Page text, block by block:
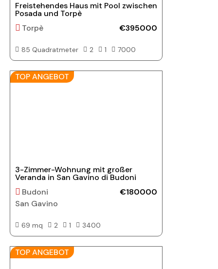
Freistehendes Haus mit Pool zwischen
Posada und Torpè
Torpè
€395000
85 Quadratmeter 2 1 7000
TOP ANGEBOT
3-Zimmer-Wohnung mit großer
Veranda in San Gavino di Budoni
Budoni
San Gavino
€180000
69 mq 2 1 3400
TOP ANGEBOT